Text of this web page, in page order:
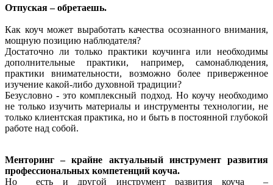
Отпуская – обретаешь.
Как коуч может выработать качества осознанного внимания,
мощную позицию наблюдателя?
Достаточно ли только практики коучинга или необходимы
дополнительные практики, например, самонаблюдения,
практики внимательности, возможно более приверженное
изучение какой-либо духовной традиции?
Безусловно - это комплексный подход. Но коучу необходимо
не только изучить материалы и инструменты технологии, не
только клиентская практика, но и быть в постоянной глубокой
работе над собой.
Менторинг – крайне актуальный инструмент развития
профессиональных компетенций коуча.
Но есть и другой инструмент развития коуча –